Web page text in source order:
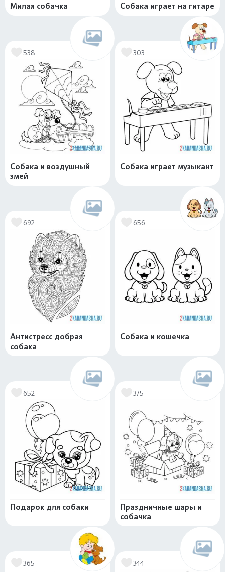
Милая собачка Собака играет на гитаре
538
Собака и воздушный
змей
303
Собака играет музыкант
692
Антистресс добрая
собака
656
Собака и кошечка
652
Подарок для собаки
375
Праздничные шары и
собачка
365 344